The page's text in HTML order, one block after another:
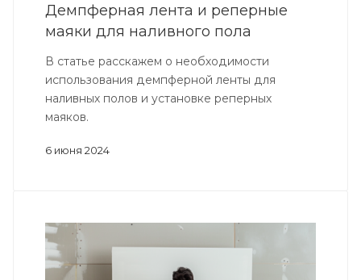
6 июня 2024
Демпферная лента и реперные
маяки для наливного пола
В статье расскажем о необходимости
использования демпферной ленты для
наливных полов и установке реперных
маяков.